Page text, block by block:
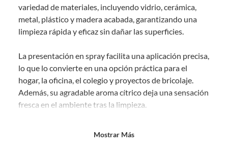
En sodimac.cl te damos30 días desde que recibes el producto. Debe
estar en perfecto estado, con todas sus etiquetas y sin uso, tal como te lo
entregamos.
electrónica, por ejemplo, cupones de experiencia o programas
para el computador.
Productos a pedido o confeccionados a medida.
Productos que han sido informados como imperfectos, usados,
reparados, abiertos, de segunda selección, remanufacturados o
variedad de materiales, incluyendo vidrio, cerámica,
metal, plástico y madera acabada, garantizando una
limpieza rápida y eficaz sin dañar las superficies.
La presentación en spray facilita una aplicación precisa,
lo que lo convierte en una opción práctica para el
hogar, la oficina, el colegio y proyectos de bricolaje.
Además, su agradable aroma cítrico deja una sensación
fresca en el ambiente tras la limpieza.
Mostrar Más